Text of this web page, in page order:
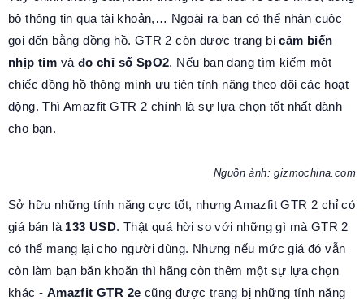
bộ thông tin qua tài khoản,… Ngoài ra bạn có thể nhận cuộc
gọi đến bằng đồng hồ. GTR 2 còn được trang bịcảm biến
nhịp tim và đo chỉ số SpO2. Nếu bạn đang tìm kiếm một
chiếc đồng hồ thông minh ưu tiên tính năng theo dõi các hoạt
động. Thì Amazfit GTR 2 chính là sự lựa chọn tốt nhất dành
cho bạn.
Nguồn ảnh: gizmochina.com
Sở hữu những tính năng cực tốt, nhưng Amazfit GTR 2 chỉ có
giá bán là 133 USD. Thật quá hời so với những gì mà GTR 2
có thể mang lại cho người dùng. Nhưng nếu mức giá đó vẫn
còn làm bạn băn khoăn thì hãng còn thêm một sự lựa chọn
khác - Amazfit GTR 2e cũng được trang bị những tính năng